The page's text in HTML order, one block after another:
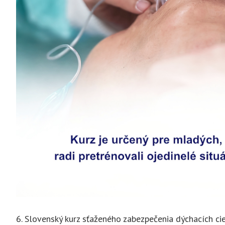
6. Slovenský kurz sťaženého zabezpečenia dýchacích